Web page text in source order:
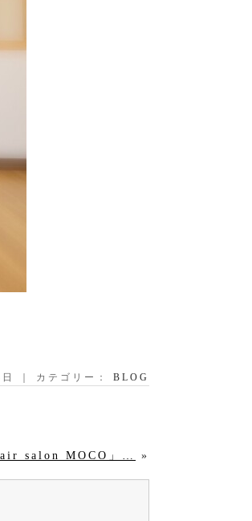
｜ カテゴリー： BLOG
salon MOCO」…
»